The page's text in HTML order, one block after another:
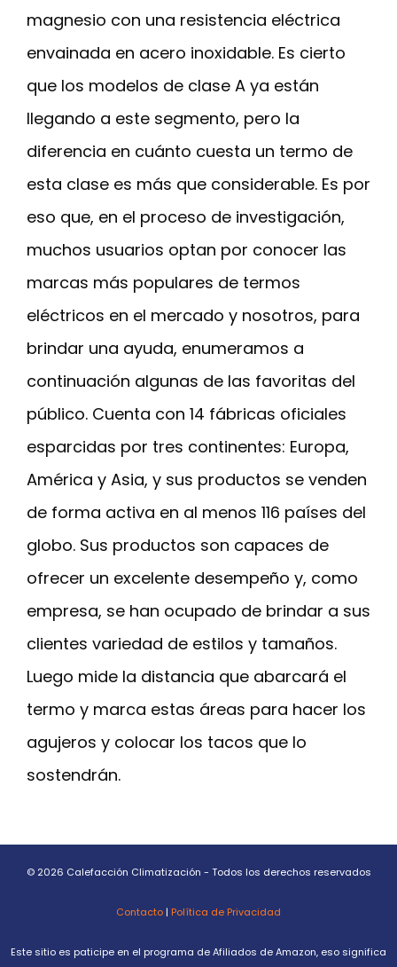
magnesio con una resistencia eléctrica
envainada en acero inoxidable. Es cierto
que los modelos de clase A ya están
llegando a este segmento, pero la
diferencia en cuánto cuesta un termo de
esta clase es más que considerable. Es por
eso que, en el proceso de investigación,
muchos usuarios optan por conocer las
marcas más populares de termos
eléctricos en el mercado y nosotros, para
brindar una ayuda, enumeramos a
continuación algunas de las favoritas del
público. Cuenta con 14 fábricas oficiales
esparcidas por tres continentes: Europa,
América y Asia, y sus productos se venden
de forma activa en al menos 116 países del
globo. Sus productos son capaces de
ofrecer un excelente desempeño y, como
empresa, se han ocupado de brindar a sus
clientes variedad de estilos y tamaños.
Luego mide la distancia que abarcará el
termo y marca estas áreas para hacer los
agujeros y colocar los tacos que lo
sostendrán.
© 2026 Calefacción Climatización - Todos los derechos reservados
Contacto | Política de Privacidad
Este sitio es paticipe en el programa de Afiliados de Amazon, eso significa